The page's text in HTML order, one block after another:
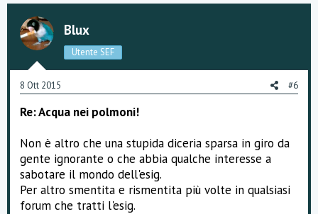
a
m
e
n
t
:
Blux
Utente SEF
8 Ott 2015 #6
Re: Acqua nei polmoni!
Non è altro che una stupida diceria sparsa in giro da
gente ignorante o che abbia qualche interesse a
sabotare il mondo dell'esig.
Per altro smentita e rismentita più volte in qualsiasi
forum che tratti l'esig.